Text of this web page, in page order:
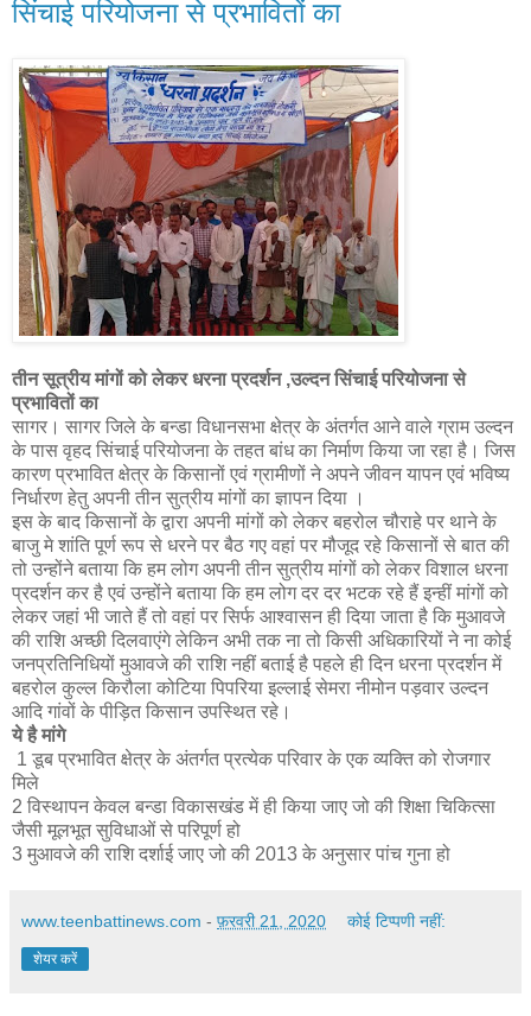
सिंचाई परियोजना से प्रभावितों का
तीन सूत्रीय मांगों को लेकर धरना प्रदर्शन ,उल्दन सिंचाई परियोजना से
प्रभावितों का
सागर। सागर जिले के बन्डा विधानसभा क्षेत्र के अंतर्गत आने वाले ग्राम उल्दन
के पास वृहद सिंचाई परियोजना के तहत बांध का निर्माण किया जा रहा है। जिस
कारण प्रभावित क्षेत्र के किसानों एवं ग्रामीणों ने अपने जीवन यापन एवं भविष्य
निर्धारण हेतु अपनी तीन सुत्रीय मांगों का ज्ञापन दिया ।
इस के बाद किसानों के द्वारा अपनी मांगों को लेकर बहरोल चौराहे पर थाने के
बाजु मे शांति पूर्ण रूप से धरने पर बैठ गए वहां पर मौजूद रहे किसानों से बात की
तो उन्होंने बताया कि हम लोग अपनी तीन सुत्रीय मांगों को लेकर विशाल धरना
प्रदर्शन कर है एवं उन्होंने बताया कि हम लोग दर दर भटक रहे हैं इन्हीं मांगों को
लेकर जहां भी जाते हैं तो वहां पर सिर्फ आश्वासन ही दिया जाता है कि मुआवजे
की राशि अच्छी दिलवाएंगे लेकिन अभी तक ना तो किसी अधिकारियों ने ना कोई
जनप्रतिनिधियों मुआवजे की राशि नहीं बताई है पहले ही दिन धरना प्रदर्शन में
बहरोल कुल्ल किरौला कोटिया पिपरिया इल्लाई सेमरा नीमोन पड़वार उल्दन
आदि गांवों के पीड़ित किसान उपस्थित रहे।
ये है मांगे
1 डूब प्रभावित क्षेत्र के अंतर्गत प्रत्येक परिवार के एक व्यक्ति को रोजगार
मिले
2 विस्थापन केवल बन्डा विकासखंड में ही किया जाए जो की शिक्षा चिकित्सा
जैसी मूलभूत सुविधाओं से परिपूर्ण हो
3 मुआवजे की राशि दर्शाई जाए जो की 2013 के अनुसार पांच गुना हो
www.teenbattinews.com - फ़रवरी 21, 2020 कोई टिप्पणी नहीं:
शेयर करें